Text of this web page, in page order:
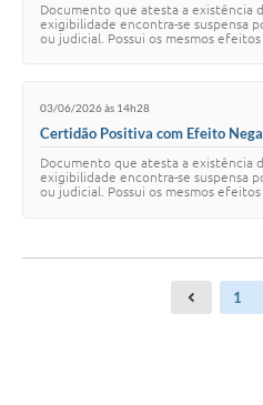
Documento que atesta a existência
exigibilidade encontra-se suspensa
ou judicial. Possui os mesmos
03/06/2026 às 14h28
Certidão Positiva com Efeito
Documento que atesta a existência
exigibilidade encontra-se suspensa
ou judicial. Possui os mesmos